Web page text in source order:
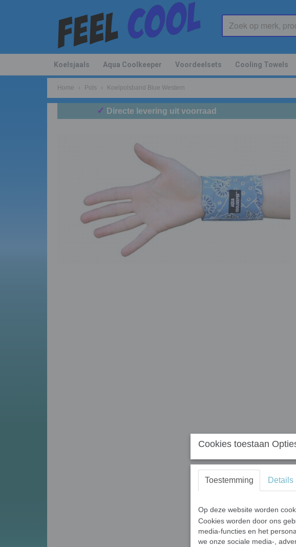
Koelsjaals Aqua Coolkeeper Voordeelsets Cooling Towels
Home › Pols › Koelpolsband Blue Western
✓ Directe levering uit voorraad
Cookies toestaan
Toestemming Details
Op deze website worden
Cookies worden door ons
media-functies en het
we onze sociale media-,